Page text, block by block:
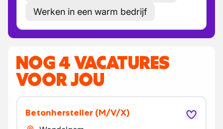
Werken in een warm bedrijf
NOG 4 VACATURES
VOOR JOU
Betonhersteller (M/V/X)